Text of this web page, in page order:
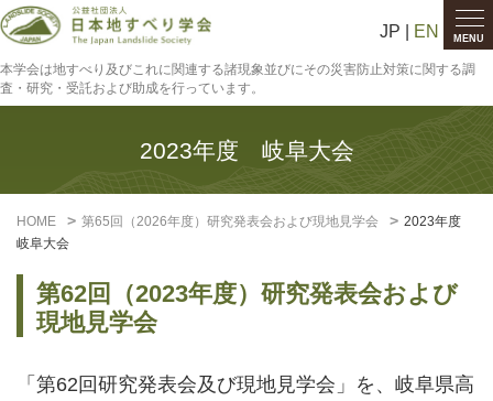
MENU
JP | EN
本学会は地すべり及びこれに関連する諸現象並びにその災害防止対策に関する調
査・研究・受託および助成を行っています。
2023年度 岐阜大会
HOME 第65回（2026年度）研究発表会および現地見学会
2023年度
岐阜大会
第62回（2023年度）研究発表会および
現地見学会
「第62回研究発表会及び現地見学会」を、岐阜県高